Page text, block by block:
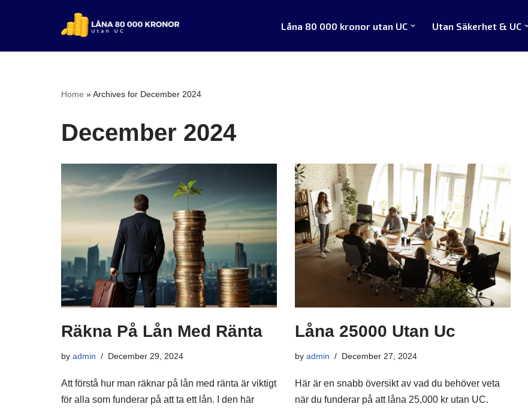
to
Låna 80 000 kronor utan UC Utan Säkerhet & UC
Home »Archives for December 2024
December 2024
Räkna På Lån Med Ränta
by admin December 29, 2024
Att förstå hur man räknar på lån med ränta är viktigt
för alla som funderar på att ta ett lån. I den här
Låna 25000 Utan Uc
by admin December 27, 2024
Här är en snabb översikt av vad du behöver veta
när du funderar på att låna 25,000 kr utan UC.